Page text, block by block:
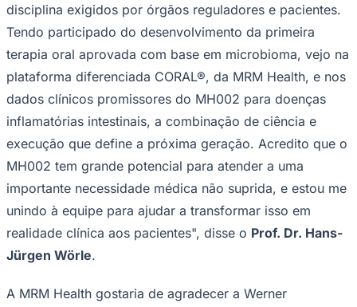
disciplina exigidos por órgãos reguladores e pacientes.
Tendo participado do desenvolvimento da primeira
terapia oral aprovada com base em microbioma, vejo na
plataforma diferenciada CORAL®, da MRM Health, e nos
dados clínicos promissores do MH002 para doenças
inflamatórias intestinais, a combinação de ciência e
execução que define a próxima geração. Acredito que o
MH002 tem grande potencial para atender a uma
importante necessidade médica não suprida, e estou me
unindo à equipe para ajudar a transformar isso em
realidade clínica aos pacientes", disse o Prof. Dr. Hans-
Jürgen Wörle.
A MRM Health gostaria de agradecer a Werner